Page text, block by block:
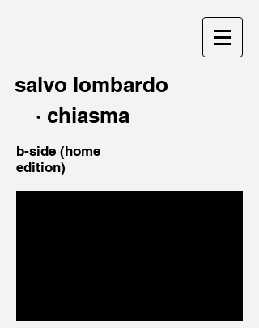
salvo lombardo
· chiasma
b-side (home
edition)